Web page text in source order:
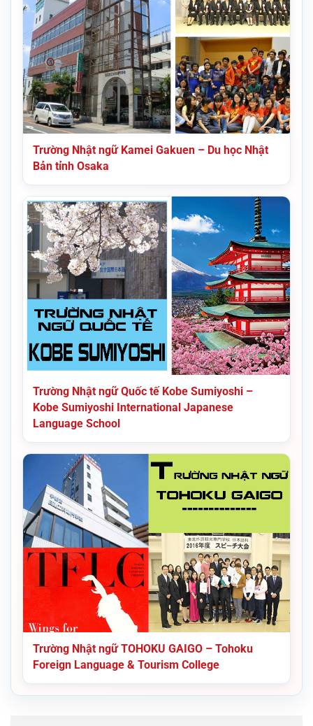
Trường Nhật ngữ Kamei Gakuen – Du học Nhật
Bản tỉnh Osaka
Trường Nhật ngữ Quốc tế Kobe Sumiyoshi –
Kobe Sumiyoshi International Japanese
Language School
Trường Nhật ngữ TOHOKU GAIGO – Tohoku
Foreign Language & Tourism College